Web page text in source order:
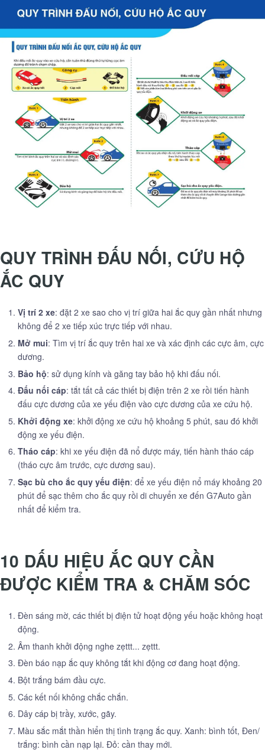
QUY TRÌNH ĐẤU NỐI, CỨU HỘ
ẮC QUY
Vị trí 2 xe: đặt 2 xe sao cho vị trí giữa hai ắc quy gần nhất nhưng
không để 2 xe tiếp xúc trực tiếp với nhau.
Mở mui: Tìm vị trí ắc quy trên hai xe và xác định các cực âm, cực
dương.
Bảo hộ: sử dụng kính và găng tay bảo hộ khi đấu nối.
Đấu nối cáp: tắt tất cả các thiết bị điện trên 2 xe rồi tiến hành
đấu cực dương của xe yếu điện vào cực dương của xe cứu hộ.
Khởi động xe: khởi động xe cứu hộ khoảng 5 phút, sau đó khởi
động xe yếu điện.
Tháo cáp: khi xe yếu điện đã nổ được máy, tiến hành tháo cáp
(tháo cực âm trước, cực dương sau).
Sạc bù cho ắc quy yếu điện: để xe yếu điện nổ máy khoảng 20
phút để sạc thêm cho ắc quy rồi di chuyển xe đến G7Auto gần
nhất để kiểm tra.
10 DẤU HIỆU ẮC QUY CẦN
ĐƯỢC KIỂM TRA & CHĂM SÓC
Đèn sáng mờ, các thiết bị điện tử hoạt động yếu hoặc không hoạt
động.
Âm thanh khởi động nghe zẹttt... zẹttt.
Đèn báo nạp ắc quy không tắt khi động cơ đang hoạt động.
Bột trắng bám đầu cực.
Các kết nối không chắc chắn.
Dây cáp bị trầy, xước, gãy.
Màu sắc mắt thần hiển thị tình trạng ắc quy. Xanh: bình tốt, Đen/
trắng: bình cần nạp lại. Đỏ: cần thay mới.